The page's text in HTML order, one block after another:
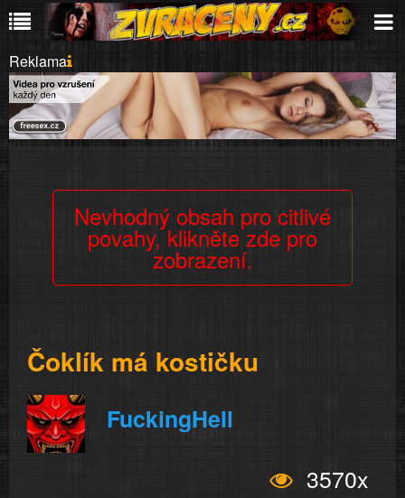
Reklama
Nevhodný obsah pro citlivé
povahy, klikněte zde pro
zobrazení.
Čoklík má kostičku
FuckingHell
3570x